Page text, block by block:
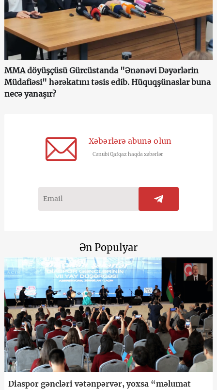
MMA döyüşçüsü Gürcüstanda "Ənənəvi Dəyərlərin
Müdafiəsi" hərəkatını təsis edib. Hüquqşünaslar buna
necə yanaşır?
Xəbərlərə abunə olun
Cənubi Qafqaz haqda xəbərlər
Ən Populyar
Diaspor gəncləri vətənpərvər, yoxsa “məlumat